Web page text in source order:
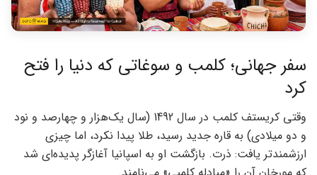
سفر جهانی؛ کلمب و سوغاتی که دنیا را فتح
کرد
وقتی کریستف کلمب در سال 1492 (سال یک‌هزار و چهارصد و نود
و دو میلادی) به قاره جدید رسید، طلا پیدا نکرد، اما چیزی
ارزشمندتر یافت: ذرت. بازگشت او به اسپانیا آغازگر پدیده‌ای شد